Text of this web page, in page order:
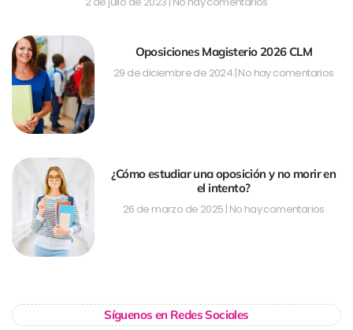
Oposiciones Magisterio 2026 CLM
29 de diciembre de 2024 No hay comentarios
¿Cómo estudiar una oposición y no morir en
el intento?
26 de marzo de 2025 No hay comentarios
Síguenos en Redes Sociales